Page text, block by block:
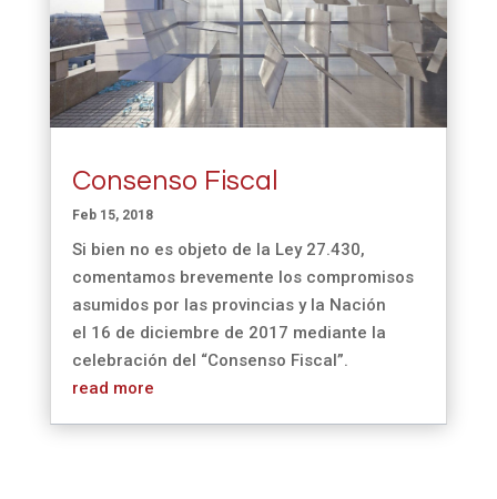
Consenso Fiscal
Feb 15, 2018
Si bien no es objeto de la Ley 27.430,
comentamos brevemente los compromisos
asumidos por las provincias y la Nación
el 16 de diciembre de 2017 mediante la
celebración del “Consenso Fiscal”.
read more